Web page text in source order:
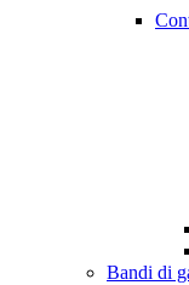
Bandi di